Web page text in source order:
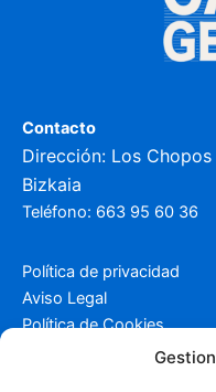
Contacto
Dirección: Los
Bizkaia
Teléfono: 663 95 60 36
Política de privacidad
Aviso Legal
Política de Cookies
Más información sobre